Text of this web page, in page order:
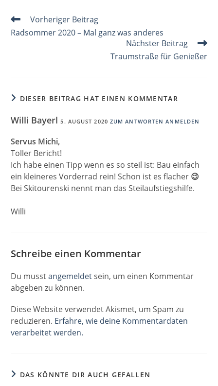
o
o
k
p
Weitere
Artikel
ansehen
Vorheriger Beitrag
Radsommer 2020 – Mal ganz was anderes
Nächster Beitrag
Traumstraße für Genießer
DIESER BEITRAG HAT EINEN KOMMENTAR
Willi Bayerl5. AUGUST 2020 ZUM ANTWORTEN ANMELDEN
Servus Michi,
Toller Bericht!
Ich habe einen Tipp wenn es so steil ist: Bau einfach
ein kleineres Vorderrad rein! Schon ist es flacher 😉
Bei Skitourenski nennt man das Steilaufstiegshilfe.
Willi
Schreibe einen Kommentar
Du musstangemeldetsein, um einen Kommentar
abgeben zu können.
Diese Website verwendet Akismet, um Spam zu
reduzieren. Erfahre, wie deine Kommentardaten
verarbeitet werden.
DAS KÖNNTE DIR AUCH GEFALLEN